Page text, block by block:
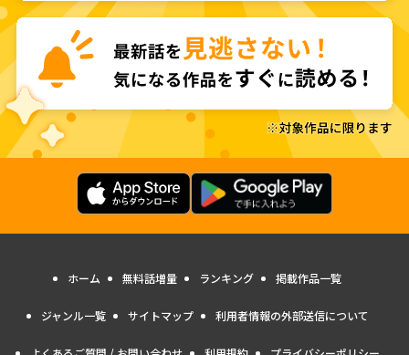
ホーム 無料話増量 ランキング 掲載作品一覧
ジャンル一覧 サイトマップ 利用者情報の外部送信について